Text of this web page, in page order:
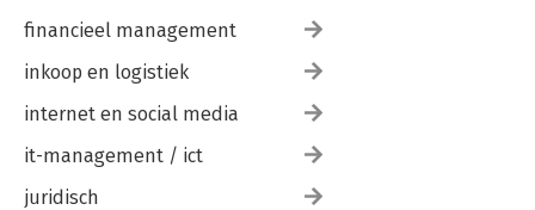
financieel management
inkoop en logistiek
internet en social media
it-management / ict
juridisch